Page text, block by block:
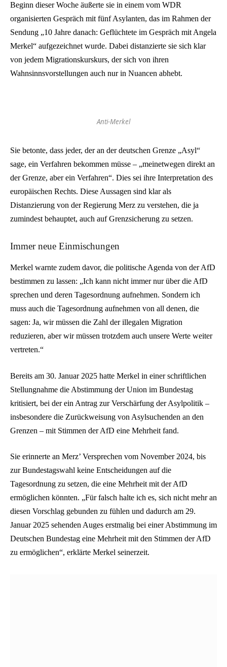
Beginn dieser Woche äußerte sie in einem vom WDR
organisierten Gespräch mit fünf Asylanten, das im Rahmen der
Sendung „10 Jahre danach: Geflüchtete im Gespräch mit Angela
Merkel“ aufgezeichnet wurde. Dabei distanzierte sie sich klar
von jedem Migrationskurskurs, der sich von ihren
Wahnsinnsvorstellungen auch nur in Nuancen abhebt.
Anti-Merkel
Sie betonte, dass jeder, der an der deutschen Grenze „Asyl“
sage, ein Verfahren bekommen müsse – „meinetwegen direkt an
der Grenze, aber ein Verfahren“. Dies sei ihre Interpretation des
europäischen Rechts. Diese Aussagen sind klar als
Distanzierung von der Regierung Merz zu verstehen, die ja
zumindest behauptet, auch auf Grenzsicherung zu setzen.
Immer neue Einmischungen
Merkel warnte zudem davor, die politische Agenda von der AfD
bestimmen zu lassen: „Ich kann nicht immer nur über die AfD
sprechen und deren Tagesordnung aufnehmen. Sondern ich
muss auch die Tagesordnung aufnehmen von all denen, die
sagen: Ja, wir müssen die Zahl der illegalen Migration
reduzieren, aber wir müssen trotzdem auch unsere Werte weiter
vertreten.“
Bereits am 30. Januar 2025 hatte Merkel in einer schriftlichen
Stellungnahme die Abstimmung der Union im Bundestag
kritisiert, bei der ein Antrag zur Verschärfung der Asylpolitik –
insbesondere die Zurückweisung von Asylsuchenden an den
Grenzen – mit Stimmen der AfD eine Mehrheit fand.
Sie erinnerte an Merz’ Versprechen vom November 2024, bis
zur Bundestagswahl keine Entscheidungen auf die
Tagesordnung zu setzen, die eine Mehrheit mit der AfD
ermöglichen könnten. „Für falsch halte ich es, sich nicht mehr an
diesen Vorschlag gebunden zu fühlen und dadurch am 29.
Januar 2025 sehenden Auges erstmalig bei einer Abstimmung im
Deutschen Bundestag eine Mehrheit mit den Stimmen der AfD
zu ermöglichen“, erklärte Merkel seinerzeit.